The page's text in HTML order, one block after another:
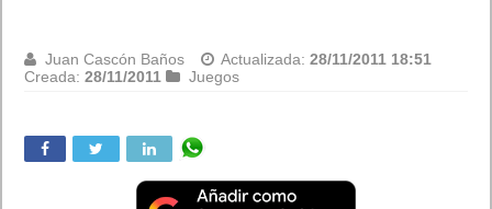
Constantinopla
Juan Cascón Baños